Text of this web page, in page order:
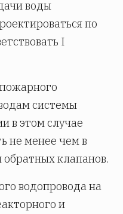
воды
по
I
системы
в этом случае
не менее чем в
обратных клапанов.
водопровода на
и